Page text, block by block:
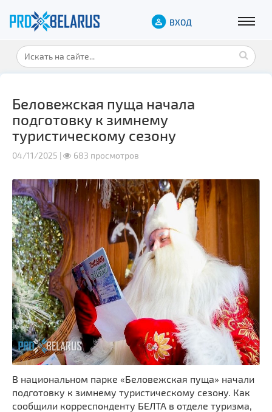
ВХОД
Беловежская пуща начала
подготовку к зимнему
туристическому сезону
04/11/2025 | 683 просмотров
В национальном парке «Беловежская пуща» начали
подготовку к зимнему туристическому сезону. Как
сообщили корреспонденту БЕЛТА в отделе туризма,